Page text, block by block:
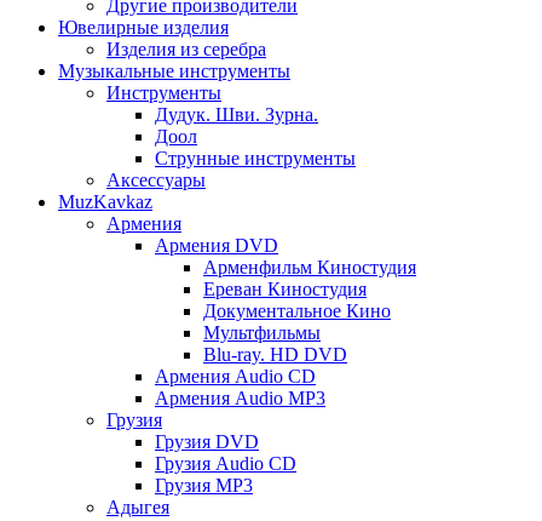
Другие производители
Ювелирные изделия
Изделия из серебра
Музыкальные инструменты
Инструменты
Дудук. Шви. Зурна.
Доол
Струнные инструменты
Аксессуары
MuzKavkaz
Армения
Армения DVD
Арменфильм Киностудия
Ереван Киностудия
Документальное Кино
Мультфильмы
Blu-ray. HD DVD
Армения Audio CD
Армения Audio MP3
Грузия
Грузия DVD
Грузия Audio CD
Грузия MP3
Адыгея